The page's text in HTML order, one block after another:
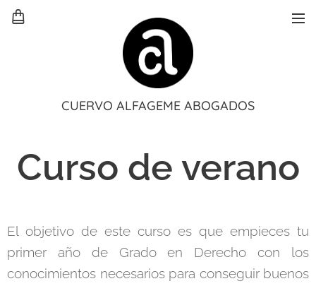
CUERVO ALFAGEME ABOGADOS
Curso de verano
El objetivo de este curso es que empieces tu
primer año de Grado en Derecho con los
conocimientos necesarios para conseguir buenos